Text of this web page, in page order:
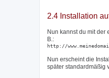
2.4 Installation
Nun kannst du mit der
B.:
http://
Nun erscheint die
später standardmäßig